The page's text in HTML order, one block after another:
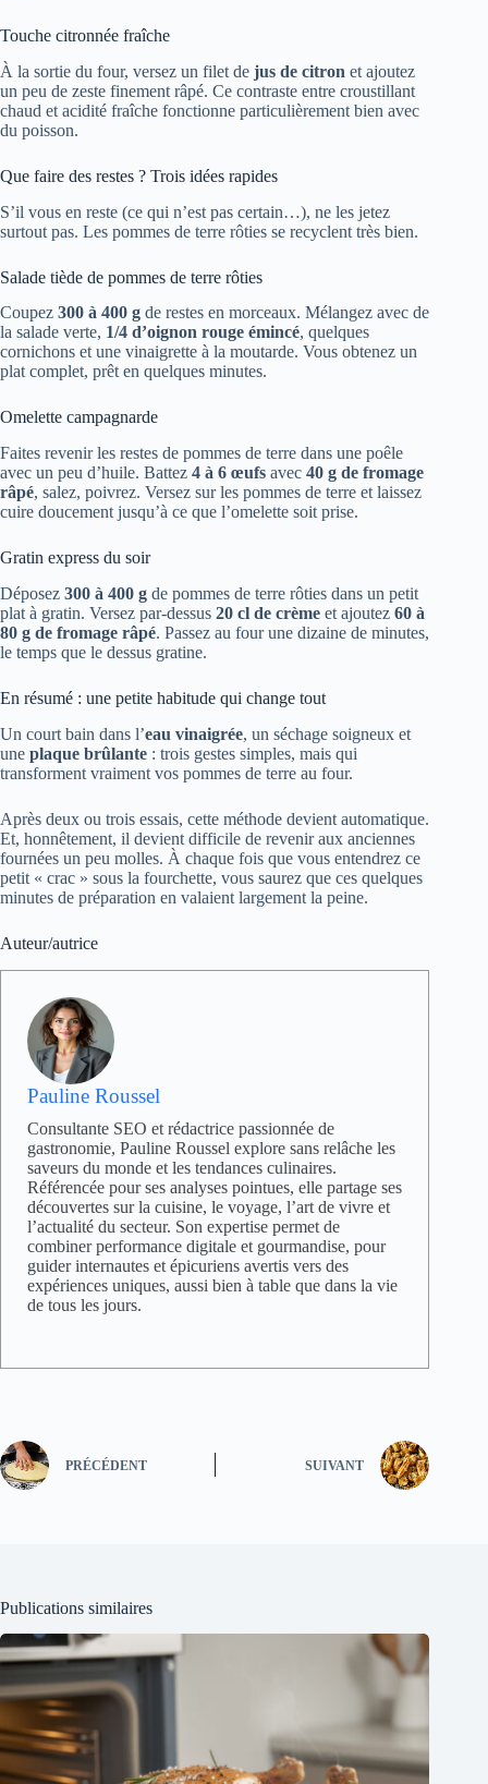
Touche citronnée fraîche
À la sortie du four, versez un filet de jus de citron et ajoutez
un peu de zeste finement râpé. Ce contraste entre croustillant
chaud et acidité fraîche fonctionne particulièrement bien avec
du poisson.
Que faire des restes ? Trois idées rapides
S’il vous en reste (ce qui n’est pas certain…), ne les jetez
surtout pas. Les pommes de terre rôties se recyclent très bien.
Salade tiède de pommes de terre rôties
Coupez 300 à 400 g de restes en morceaux. Mélangez avec de
la salade verte, 1/4 d’oignon rouge émincé, quelques
cornichons et une vinaigrette à la moutarde. Vous obtenez un
plat complet, prêt en quelques minutes.
Omelette campagnarde
Faites revenir les restes de pommes de terre dans une poêle
avec un peu d’huile. Battez 4 à 6 œufs avec 40 g de fromage
râpé, salez, poivrez. Versez sur les pommes de terre et laissez
cuire doucement jusqu’à ce que l’omelette soit prise.
Gratin express du soir
Déposez 300 à 400 g de pommes de terre rôties dans un petit
plat à gratin. Versez par-dessus 20 cl de crème et ajoutez 60 à
80 g de fromage râpé. Passez au four une dizaine de minutes,
le temps que le dessus gratine.
En résumé : une petite habitude qui change tout
Un court bain dans l’eau vinaigrée, un séchage soigneux et
une plaque brûlante : trois gestes simples, mais qui
transforment vraiment vos pommes de terre au four.
Après deux ou trois essais, cette méthode devient automatique.
Et, honnêtement, il devient difficile de revenir aux anciennes
fournées un peu molles. À chaque fois que vous entendrez ce
petit « crac » sous la fourchette, vous saurez que ces quelques
minutes de préparation en valaient largement la peine.
Auteur/autrice
Pauline Roussel
Consultante SEO et rédactrice passionnée de
gastronomie, Pauline Roussel explore sans relâche les
saveurs du monde et les tendances culinaires.
Référencée pour ses analyses pointues, elle partage ses
découvertes sur la cuisine, le voyage, l’art de vivre et
l’actualité du secteur. Son expertise permet de
combiner performance digitale et gourmandise, pour
guider internautes et épicuriens avertis vers des
expériences uniques, aussi bien à table que dans la vie
de tous les jours.
PRÉCÉDENT SUIVANT
Publications similaires